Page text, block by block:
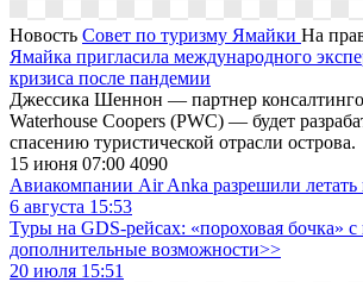
Новость Совет по туризму Ямайки На
Ямайка пригласила международного
кризиса после пандемии
Джессика Шеннон — партнер
Waterhouse Coopers (PWC) — будет
спасению туристической отрасли острова.
15 июня 07:00 4090
Авиакомпании Air Anka разрешили
6 августа 15:53
Туры на GDS-рейсах: «пороховая бочка»
дополнительные возможности>>
20 июля 15:51